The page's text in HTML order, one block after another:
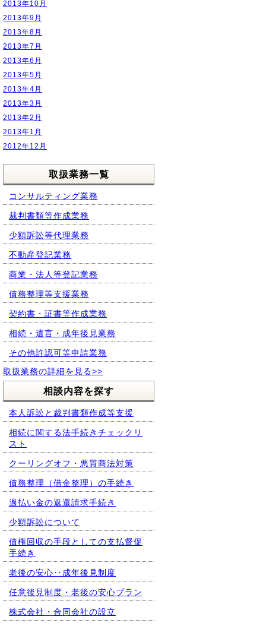
2013年10月
2013年9月
2013年8月
2013年7月
2013年6月
2013年5月
2013年4月
2013年3月
2013年2月
2013年1月
2012年12月
取扱業務一覧
コンサルティング業務
裁判書類等作成業務
少額訴訟等代理業務
不動産登記業務
商業・法人等登記業務
債務整理等支援業務
契約書・証書等作成業務
相続・遺言・成年後見業務
その他許認可等申請業務
取扱業務の詳細を見る>>
相談内容を探す
本人訴訟と裁判書類作成等支援
相続に関する法手続きチェックリ
スト
クーリングオフ・悪質商法対策
債務整理（借金整理）の手続き
過払い金の返還請求手続き
少額訴訟について
債権回収の手段としての支払督促
手続き
老後の安心‥成年後見制度
任意後見制度・老後の安心プラン
株式会社・合同会社の設立